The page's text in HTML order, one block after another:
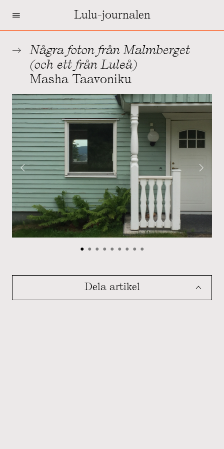
= Lulu-journalen
Några foton från Malmberget
(och ett från Luleå)
Masha Taavoniku
›
‹
• • • • • • • • •
Dela artikel ˆ